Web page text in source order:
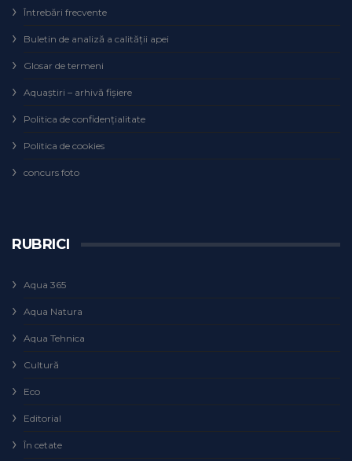
Întrebări frecvente
Buletin de analiză a calităţii apei
Glosar de termeni
Aquaștiri – arhivă fișiere
Politica de confidențialitate
Politica de cookies
concurs foto
RUBRICI
Aqua 365
Aqua Natura
Aqua Tehnica
Cultură
Eco
Editorial
În cetate